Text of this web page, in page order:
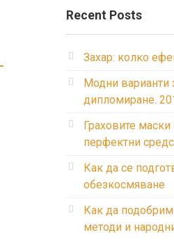
Recent Posts
Захар: колко
Модни варианти
дипломиране.
Граховите маски
перфектни
Как да се
обезкосмяване
Как да подобрим
методи и